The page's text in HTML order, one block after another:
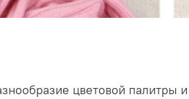
цветовой палитры и